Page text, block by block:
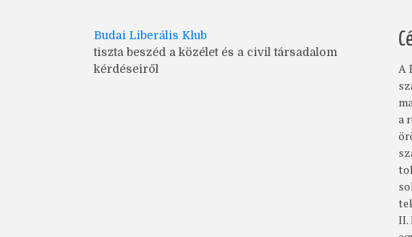
Budai Liberális Klub
tiszta beszéd a közélet és a civil társadalom
kérdéseiről
A
a
II.